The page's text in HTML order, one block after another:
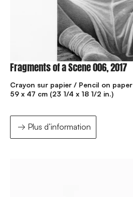
Fragments of a Scene 006, 2017
Crayon sur papier / Pencil on paper
59 x 47 cm (23 1/4 x 18 1/2 in.)
Plus d’information